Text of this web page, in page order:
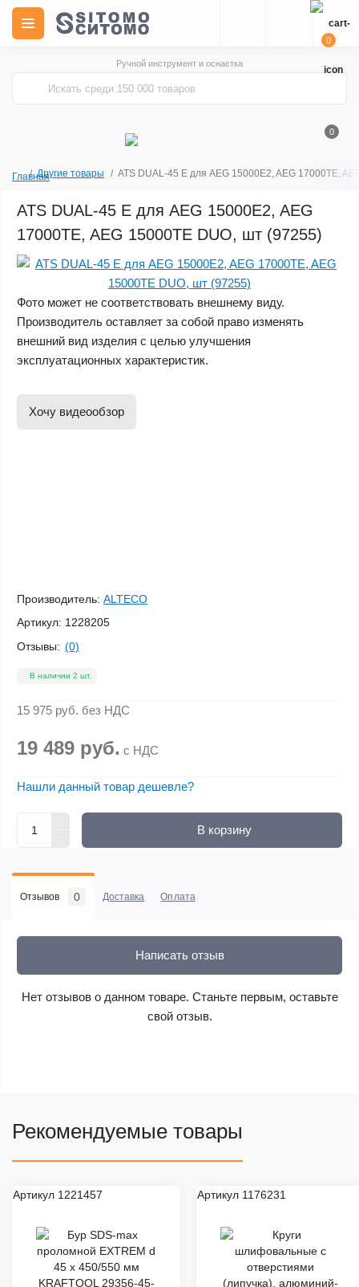
Ручной инструмент и оснастка
0
0
ГлавнаяДругие товары ATS DUAL-45 E для AEG 15000E2, AEG 17000TE,
ATS DUAL-45 E для AEG 15000E2, AEG
17000TE, AEG 15000TE DUO, шт (97255)
Фото может не соответствовать внешнему виду.
Производитель оставляет за собой право изменять
внешний вид изделия с целью улучшения
эксплуатационных характеристик.
Хочу видеообзор
Производитель: ALTECO
Артикул: 1228205
Отзывы: (0)
В наличии 2 шт.
15 975 руб. без НДС
19 489 руб. с НДС
Нашли данный товар дешевле?
В корзину
Отзывов 0 Доставка Оплата
Написать отзыв
Нет отзывов о данном товаре. Станьте первым, оставьте
свой отзыв.
Рекомендуемые товары
Артикул 1221457 Артикул 1176231